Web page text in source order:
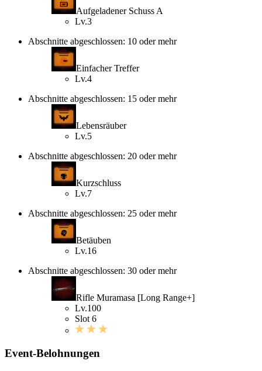
Aufgeladener Schuss A
Lv.3
Abschnitte abgeschlossen: 10 oder mehr
Einfacher Treffer
Lv.4
Abschnitte abgeschlossen: 15 oder mehr
Lebensräuber
Lv.5
Abschnitte abgeschlossen: 20 oder mehr
Kurzschluss
Lv.7
Abschnitte abgeschlossen: 25 oder mehr
Betäuben
Lv.16
Abschnitte abgeschlossen: 30 oder mehr
Rifle Muramasa [Long Range+]
Lv.100
Slot 6
Event-Belohnungen